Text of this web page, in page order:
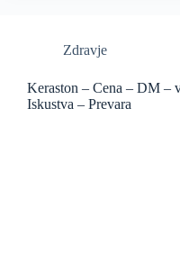
Zdravje
Keraston – Cena – DM –
Iskustva – Prevara